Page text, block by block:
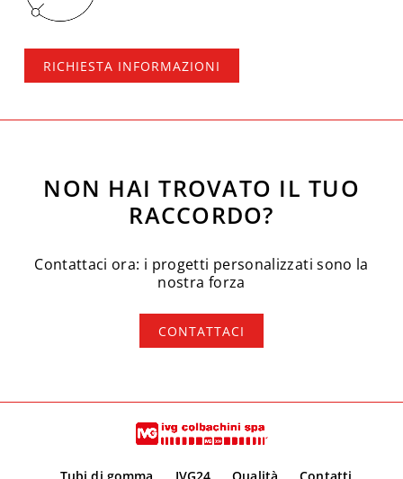
RICHIESTA INFORMAZIONI
NON HAI TROVATO IL TUO
RACCORDO?
Contattaci ora: i progetti personalizzati sono la
nostra forza
CONTATTACI
Tubi di gomma IVG24 Qualità Contatti